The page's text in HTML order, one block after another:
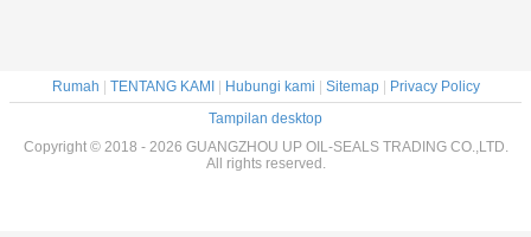
Rumah | TENTANG KAMI| Hubungi kami | Sitemap| Privacy Policy
Tampilan desktop
Copyright © 2018 - 2026 GUANGZHOU UP OIL-SEALS TRADING CO.,LTD.
All rights reserved.